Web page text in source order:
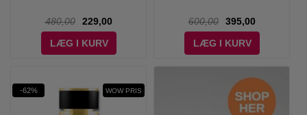
480,00
229,00
LÆG I KURV
600,00
395,00
LÆG I KURV
-62% WOW PRIS